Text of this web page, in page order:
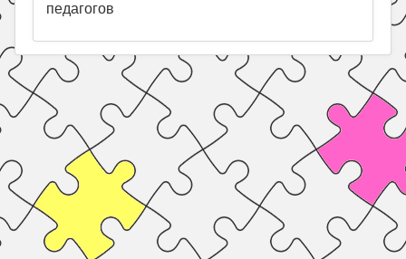
педагогов